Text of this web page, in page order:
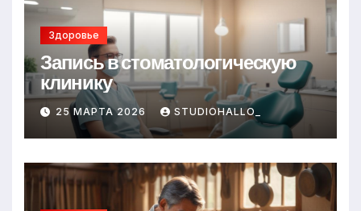
Здоровье
Запись в стоматологическую
клинику
25 МАРТА 2026 STUDIOHALLO_